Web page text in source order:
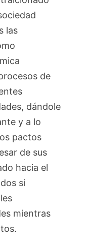
las
de
dándole
y a lo
pactos
de sus
hacia el
si
mientras